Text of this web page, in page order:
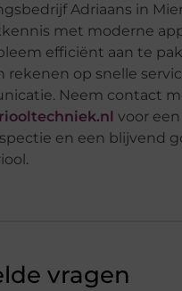
Adriaans in
met moderne
efficiënt aan te
rekenen op snelle
Neem contact
voor een
en een blijvend
vragen